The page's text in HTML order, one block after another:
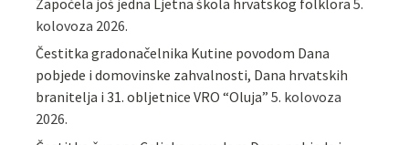
kolovoza 2026.
Čestitka gradonačelnika Kutine povodom Dana
pobjede i domovinske zahvalnosti, Dana hrvatskih
branitelja i 31. obljetnice VRO “Oluja” 5. kolovoza
2026.